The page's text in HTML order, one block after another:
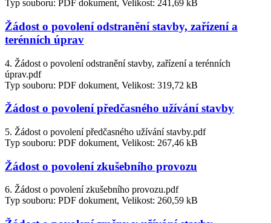
Typ souboru: PDF dokument, Velikost: 241,69 kB
Žádost o povolení odstranění stavby, zařízení a
terénních úprav
4. Žádost o povolení odstranění stavby, zařízení a terénních
úprav.pdf
Typ souboru: PDF dokument, Velikost: 319,72 kB
Žádost o povolení předčasného užívání stavby
5. Žádost o povolení předčasného užívání stavby.pdf
Typ souboru: PDF dokument, Velikost: 267,46 kB
Žádost o povolení zkušebního provozu
6. Žádost o povolení zkušebního provozu.pdf
Typ souboru: PDF dokument, Velikost: 260,59 kB